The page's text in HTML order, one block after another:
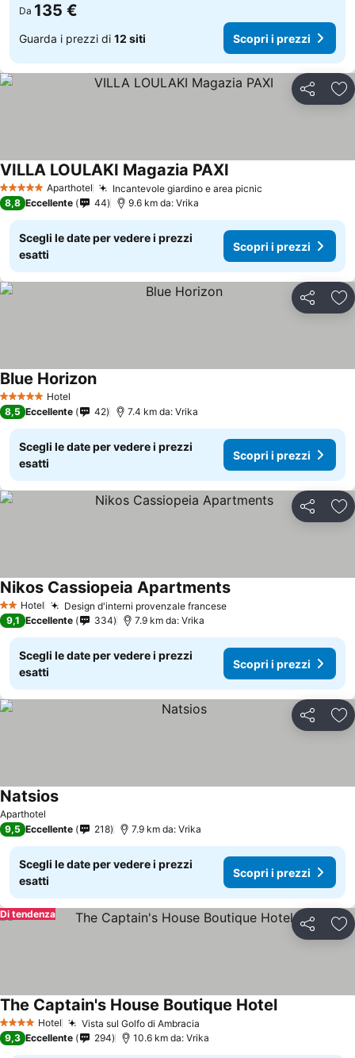
Da 135 €
Guarda i prezzi di 12 siti Scopri i prezzi
Condividi
5 Stelle Aparthotel Incantevole giardino e area picnic
VILLA LOULAKI Magazia PAXI
8,8 Eccellente 44 9.6 km da: Vrika
Scegli le date per vedere i prezzi
esatti
Scopri i prezzi
Condividi
5 Stelle Hotel
Blue Horizon
8,5 Eccellente 42 7.4 km da: Vrika
Scegli le date per vedere i prezzi
esatti
Scopri i prezzi
Condividi
2 StelleHotel Design d'interni provenzale francese
Nikos Cassiopeia Apartments
9,1 Eccellente 334 7.9 km da: Vrika
Scegli le date per vedere i prezzi
esatti
Scopri i prezzi
Condividi
Aparthotel
Natsios
9,5 Eccellente 218 7.9 km da: Vrika
Scegli le date per vedere i prezzi
esatti
Scopri i prezzi
Condividi
Di tendenza
4 Stelle Hotel Vista sul Golfo di Ambracia
The Captain's House Boutique Hotel
9,3 Eccellente 294 10.6 km da: Vrika